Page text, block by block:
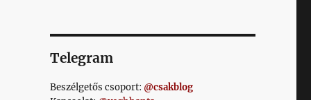
Telegram
Beszélgetős csoport: @csakblog